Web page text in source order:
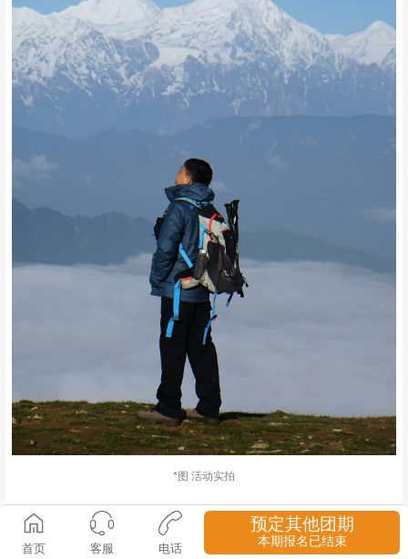
*图 活动实拍
2015年，荥经县政府与泸定县政府联合发布通告，将对牛背山实行
首页 客服 电话
预定其他团期
本期报名已结束